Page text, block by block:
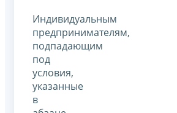
Индивидуальным
предпринимателям,
подпадающим
под
условия,
указанные
в